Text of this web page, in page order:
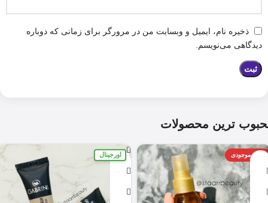
ذخیره نام، ایمیل و وبسایت من در مرورگر برای زمانی که دوباره
دیدگاهی می‌نویسم.
ترین محصولات
اتمام موجودی اورجینال